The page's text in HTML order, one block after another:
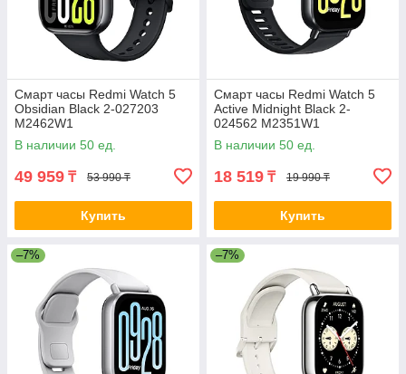
Смарт часы Redmi Watch 5
Obsidian Black 2-027203
M2462W1
В наличии 50 ед.
49 959 ₸ 53 990 ₸
Купить
Смарт часы Redmi Watch 5
Active Midnight Black 2-
024562 M2351W1
В наличии 50 ед.
18 519 ₸ 19 990 ₸
Купить
–7% –7%